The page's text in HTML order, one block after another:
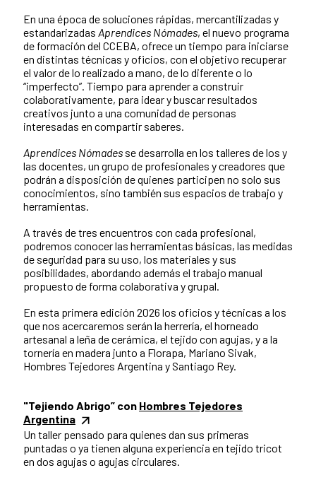
En una época de soluciones rápidas, mercantilizadas y
estandarizadas Aprendices Nómades, el nuevo programa
de formación del CCEBA, ofrece un tiempo para iniciarse
en distintas técnicas y oficios, con el objetivo recuperar
el valor de lo realizado a mano, de lo diferente o lo
“imperfecto”. Tiempo para aprender a construir
colaborativamente, para idear y buscar resultados
creativos junto a una comunidad de personas
interesadas en compartir saberes.
Aprendices Nómades se desarrolla en los talleres de los y
las docentes, un grupo de profesionales y creadores que
podrán a disposición de quienes participen no solo sus
conocimientos, sino también sus espacios de trabajo y
herramientas.
A través de tres encuentros con cada profesional,
podremos conocer las herramientas básicas, las medidas
de seguridad para su uso, los materiales y sus
posibilidades, abordando además el trabajo manual
propuesto de forma colaborativa y grupal.
En esta primera edición 2026 los oficios y técnicas a los
que nos acercaremos serán la herrería, el horneado
artesanal a leña de cerámica, el tejido con agujas, y a la
tornería en madera junto a Florapa, Mariano Sivak,
Hombres Tejedores Argentina y Santiago Rey.
"Tejiendo Abrigo” con Hombres Tejedores
Argentina
Un taller pensado para quienes dan sus primeras
puntadas o ya tienen alguna experiencia en tejido tricot
en dos agujas o agujas circulares.